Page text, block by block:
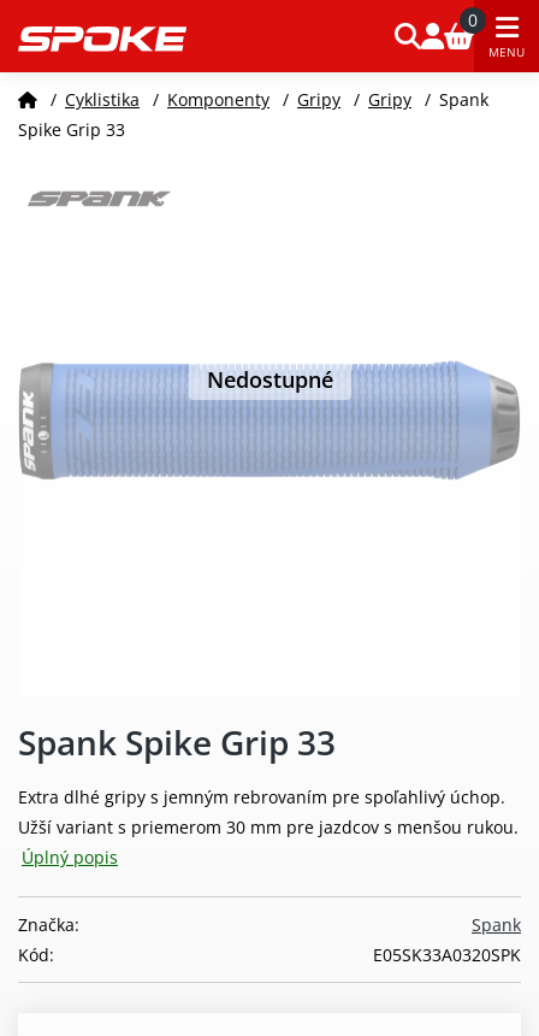
0
MENU
/ Cyklistika / Komponenty / Gripy / Gripy / Spank
Spike Grip 33
Nedostupné
Spank Spike Grip 33
Extra dlhé gripy s jemným rebrovaním pre spoľahlivý úchop.
Užší variant s priemerom 30 mm pre jazdcov s menšou rukou.
Úplný popis
Spank
Značka:
E05SK33A0320SPK
Kód: